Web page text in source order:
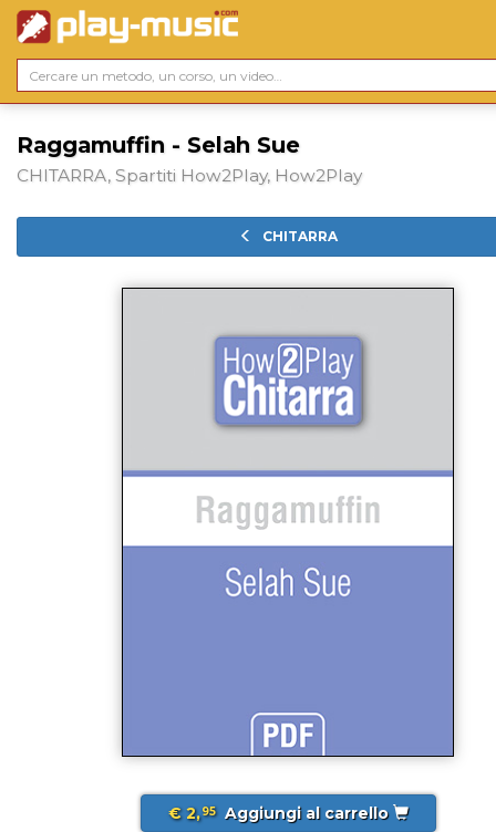
Raggamuffin - Selah Sue
CHITARRA, Spartiti How2Play, How2Play
CHITARRA
€ 2,95 Aggiungi al carrello